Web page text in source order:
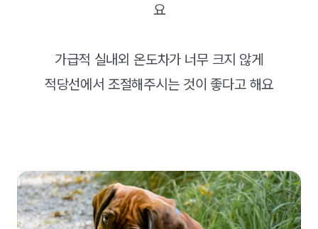
요
가급적 실내외 온도차가 너무 크지 않게
적당선에서 조절해주시는 것이 좋다고 해요